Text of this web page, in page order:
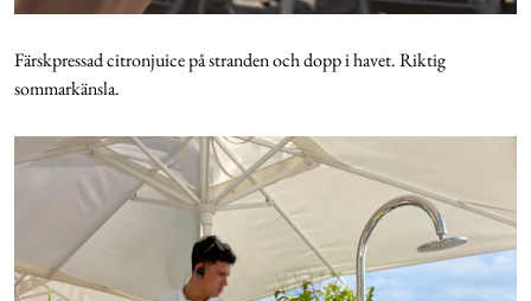
Färskpressad citronjuice på stranden och dopp i havet. Riktig
sommarkänsla.